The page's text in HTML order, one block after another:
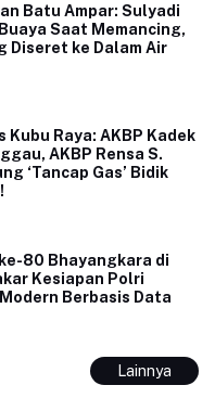
Batu Ampar: Sulyadi
Saat Memancing,
Diseret ke Dalam Air
Raya: AKBP Kadek
AKBP Rensa S.
‘Tancap Gas’ Bidik
80 Bhayangkara di
Kesiapan Polri
Berbasis Data
Lainnya